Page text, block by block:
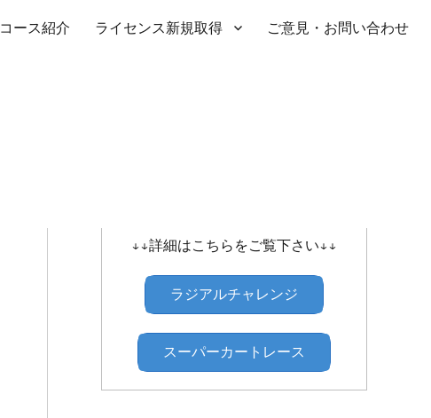
コース紹介 ライセンス新規取得 ご意見・お問い合わせ
↓↓詳細はこちらをご覧下さい↓↓
ラジアルチャレンジ
スーパーカートレース